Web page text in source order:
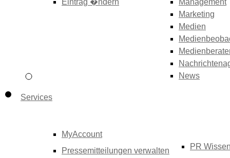
Eintrag �ndern
Management
Marketing
Medien
News
Services
MyAccount
Pressemitteilungen verwalten
PR